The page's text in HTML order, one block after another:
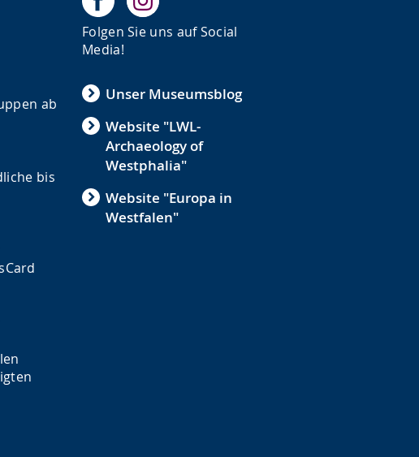
ab
bis
Folgen Sie uns auf Social
Media!
Unser Museumsblog
Website "LWL-
Archaeology of
Westphalia"
Website "Europa in
Westfalen"